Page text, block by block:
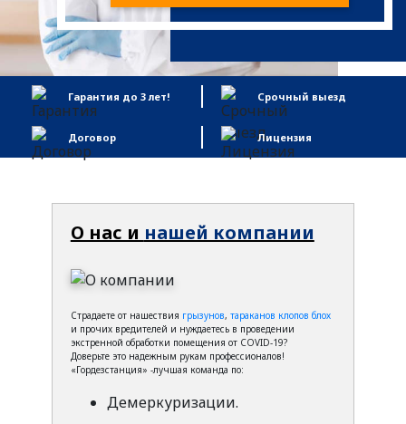
Гарантия до 3 лет! Срочный выезд
Договор Лицензия
О нас и нашей компании
Страдаете от нашествия грызунов, тараканов клопов блох
и прочих вредителей и нуждаетесь в проведении
экстренной обработки помещения от COVID-19?
Доверьте это надежным рукам профессионалов!
«Гордезстанция» -лучшая команда по:
Демеркуризации.